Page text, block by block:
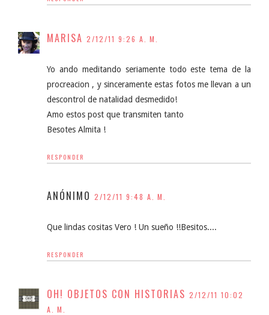
MARISA 2/12/11 9:26 A. M.
Yo ando meditando seriamente todo este tema de la
procreacion , y sinceramente estas fotos me llevan a un
descontrol de natalidad desmedido!
Amo estos post que transmiten tanto
Besotes Almita !
RESPONDER
ANÓNIMO 2/12/11 9:48 A. M.
Que lindas cositas Vero ! Un sueño !!Besitos....
RESPONDER
OH! OBJETOS CON HISTORIAS 2/12/11 10:02
A. M.